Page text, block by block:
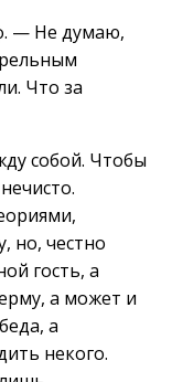
— Не думаю,
Что за
собой. Чтобы
но, честно
гость, а
а может и
а
некого.